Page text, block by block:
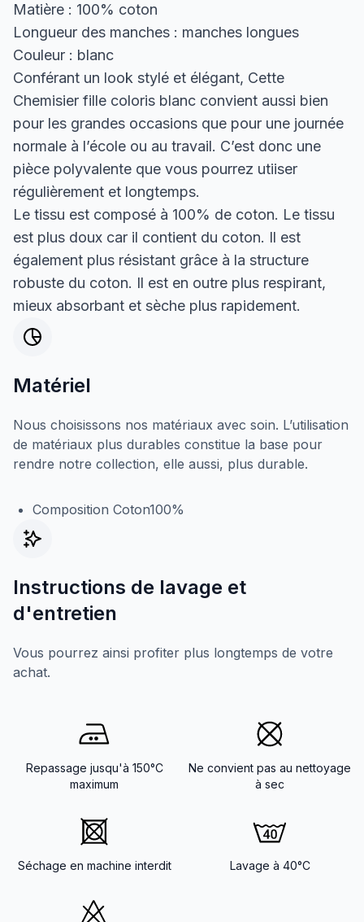
Matière : 100% coton
Longueur des manches : manches longues
Couleur : blanc
Conférant un look stylé et élégant, Cette
Chemisier fille coloris blanc convient aussi bien
pour les grandes occasions que pour une journée
normale à l’école ou au travail. C’est donc une
pièce polyvalente que vous pourrez utiiser
régulièrement et longtemps.
Le tissu est composé à 100% de coton. Le tissu
est plus doux car il contient du coton. Il est
également plus résistant grâce à la structure
robuste du coton. Il est en outre plus respirant,
mieux absorbant et sèche plus rapidement.
Matériel
Nous choisissons nos matériaux avec soin. L’utilisation
de matériaux plus durables constitue la base pour
rendre notre collection, elle aussi, plus durable.
Composition Coton100%
Instructions de lavage et
d'entretien
Vous pourrez ainsi profiter plus longtemps de votre
achat.
Repassage jusqu'à 150°C
maximum
Ne convient pas au nettoyage
à sec
Séchage en machine interdit Lavage à 40°C